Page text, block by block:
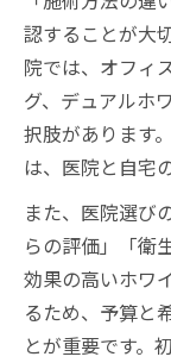
認することが大
院では、オフィ
グ、デュアルホ
択肢があります
は、医院と自宅
また、医院選び
らの評価」「衛
効果の高いホワ
るため、予算と
とが重要です。